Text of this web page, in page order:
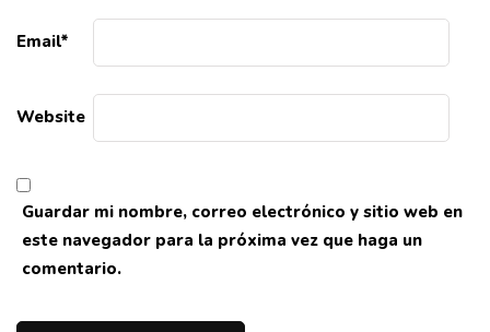
Email*
Website
Guardar mi nombre, correo electrónico y sitio web en
este navegador para la próxima vez que haga un
comentario.